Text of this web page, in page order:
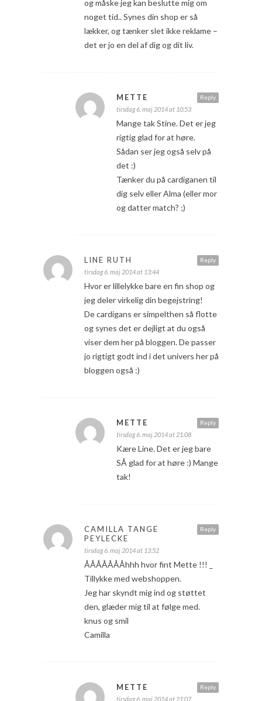
og måske jeg kan beslutte mig om
noget tid.. Synes din shop er så
lækker, og tænker slet ikke reklame –
det er jo en del af dig og dit liv.
Reply
METTE
tirsdag 6. maj 2014 at 10:53
Mange tak Stine. Det er jeg
rigtig glad for at høre.
Sådan ser jeg også selv på
det :)
Tænker du på cardiganen til
dig selv eller Alma (eller mor
og datter match? ;)
Reply
LINE RUTH
tirsdag 6. maj 2014 at 13:44
Hvor er lillelykke bare en fin shop og
jeg deler virkelig din begejstring!
De cardigans er simpelthen så flotte
og synes det er dejligt at du også
viser dem her på bloggen. De passer
jo rigtigt godt ind i det univers her på
bloggen også :)
Reply
METTE
tirsdag 6. maj 2014 at 21:08
Kære Line. Det er jeg bare
SÅ glad for at høre :) Mange
tak!
Reply
CAMILLA TANGE
PEYLECKE
tirsdag 6. maj 2014 at 13:52
ÅÅÅÅÅÅÅhhh hvor fint Mette !!! _
Tillykke med webshoppen.
Jeg har skyndt mig ind og støttet
den, glæder mig til at følge med.
knus og smil
Camilla
Reply
METTE
tirsdag 6. maj 2014 at 21:07